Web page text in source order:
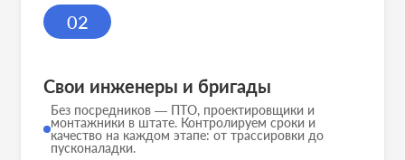
02
Свои инженеры и бригады
Без посредников — ПТО, проектировщики и
монтажники в штате. Контролируем сроки и
качество на каждом этапе: от трассировки до
пусконаладки.